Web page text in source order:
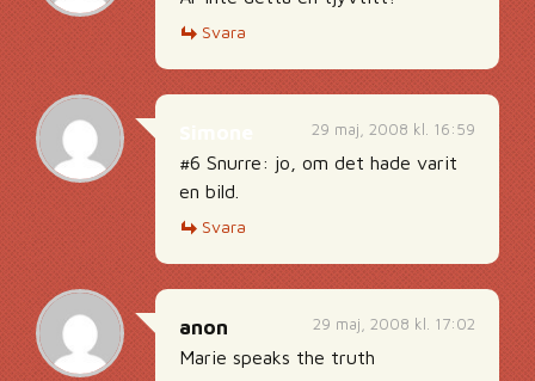
Svara
29 maj, 2008 kl. 16:59
#6 Snurre: jo, om det hade varit
en bild.
Svara
29 maj, 2008 kl. 17:02
anon
Marie speaks the truth